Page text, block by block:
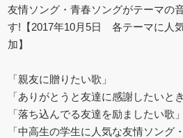
友情ソング・青春ソングがテーマの
す!【2017年10月5日 各テーマに人
加】
「親友に贈りたい歌」
「ありがとうと友達に感謝したいと
「落ち込んでる友達を励ましたい歌」
「中高生の学生に人気な友情ソング